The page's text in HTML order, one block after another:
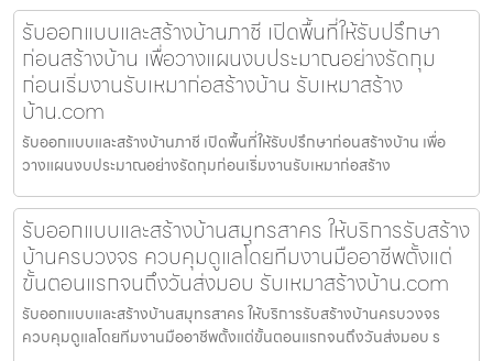
รับออกแบบและสร้างบ้านภาชี เปิดพื้นที่ให้รับปรึกษา
ก่อนสร้างบ้าน เพื่อวางแผนงบประมาณอย่างรัดกุม
ก่อนเริ่มงานรับเหมาก่อสร้างบ้าน รับเหมาสร้าง
บ้าน.com
รับออกแบบและสร้างบ้านภาชี เปิดพื้นที่ให้รับปรึกษาก่อนสร้างบ้าน เพื่อ
วางแผนงบประมาณอย่างรัดกุมก่อนเริ่มงานรับเหมาก่อสร้าง
รับออกแบบและสร้างบ้านสมุทรสาคร ให้บริการรับสร้าง
บ้านครบวงจร ควบคุมดูแลโดยทีมงานมืออาชีพตั้งแต่
ขั้นตอนแรกจนถึงวันส่งมอบ รับเหมาสร้างบ้าน.com
รับออกแบบและสร้างบ้านสมุทรสาคร ให้บริการรับสร้างบ้านครบวงจร
ควบคุมดูแลโดยทีมงานมืออาชีพตั้งแต่ขั้นตอนแรกจนถึงวันส่งมอบ ร